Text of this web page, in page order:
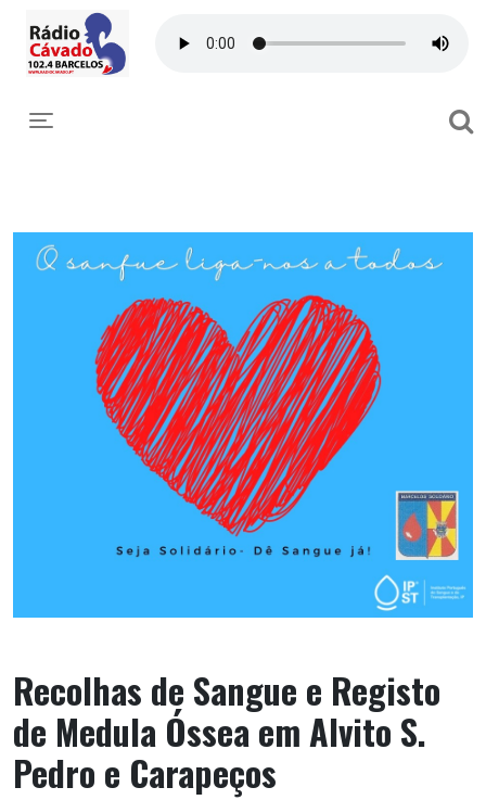
Toggle navigation
Recolhas de Sangue e Registo
de Medula Óssea em Alvito S.
Pedro e Carapeços